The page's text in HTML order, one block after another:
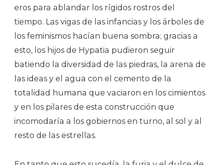
eros para ablandar los rígidos rostros del
tiempo. Las vigas de las infancias y los árboles de
los feminismos hacían buena sombra; gracias a
esto, los hijos de Hypatia pudieron seguir
batiendo la diversidad de las piedras, la arena de
las ideas y el agua con el cemento de la
totalidad humana que vaciaron en los cimientos
y en los pilares de esta construcción que
incomodaría a los gobiernos en turno, al sol y al
resto de las estrellas.